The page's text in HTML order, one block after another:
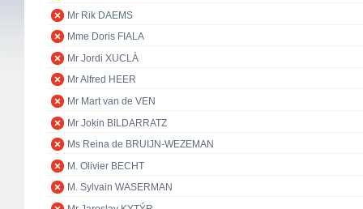
Mr Rik DAEMS
Mme Doris FIALA
Mr Jordi XUCLÀ
Mr Alfred HEER
Mr Mart van de VEN
Mr Jokin BILDARRATZ
Ms Reina de BRUIJN-WEZEMAN
M. Olivier BECHT
M. Sylvain WASERMAN